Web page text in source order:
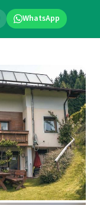
WhatsApp